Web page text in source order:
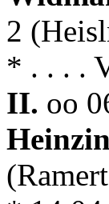
2
* . . . .
II. oo